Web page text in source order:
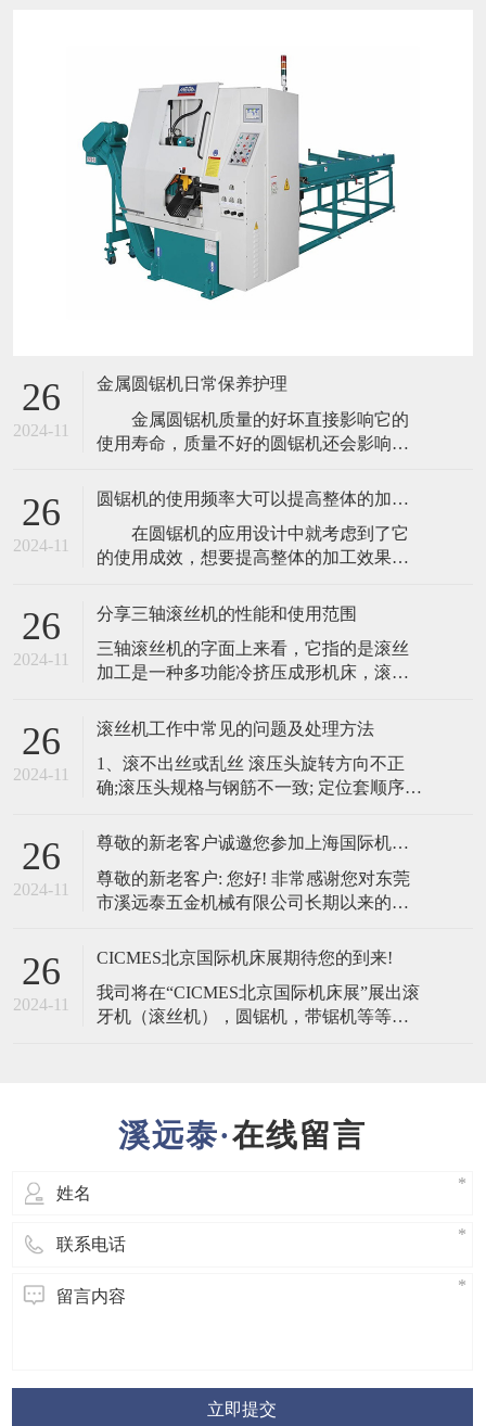
26
2024-11
金属圆锯机日常保养护理
金属圆锯机质量的好坏直接影响它的
使用寿命，质量不好的圆锯机还会影响到
重保养也会大大缩知圆锯机的使用寿命。
态，可以延长金属圆锯机的使用寿命，将
金属圆锯机的机械故障率降到最低。
圆锯机
26
2024-11
圆锯机的使用频率大可以提高整体的加工成效
在圆锯机的应用设计中就考虑到了它
的使用成效，想要提高整体的加工效果，
高应用效果。在长期的建设加工中，这类
机械设备的应用都很明显，确实可以提高
整体的加工设计需求，确保工厂满足每日
材料的供需水准。 现有的圆锯机应该
中可
26
2024-11
分享三轴滚丝机的性能和使用范围
三轴滚丝机的字面上来看，它指的是滚丝
加工是一种多功能冷挤压成形机床，滚丝
行螺纹、直纹、斜纹滚压等处理;是一种先
在和表面质量，加工时产生的径向压应
力，能显著提高工件的疲劳强度和扭转强
艺。 三轴滚
26
2024-11
滚丝机工作中常见的问题及处理方法
1、滚不出丝或乱丝 滚压头旋转方向不正
确;滚压头规格与钢筋不一致; 定位套顺序不
位套损坏; 2、不启动 空开，倒顺总停于闭
坏; 接线脱落，变压器已烧坏。 控制线路触
点是否损坏或接触不良。 检查停
26
2024-11
尊敬的新老客户诚邀您参加上海国际机床展览会莅临参观指导！
尊敬的新老客户: 您好! 非常感谢您对东莞
市溪远泰五金机械有限公司长期以来的大
二）至28日（星期六），共5天在上海参加
邀您莅临参观指导!
26
2024-11
CICMES北京国际机床展期待您的到来!
我司将在“CICMES北京国际机床展”展出滚
牙机（滚丝机），圆锯机，带锯机等等，
至21日（星期五），共5天。每日9:
在线留言
立即提交